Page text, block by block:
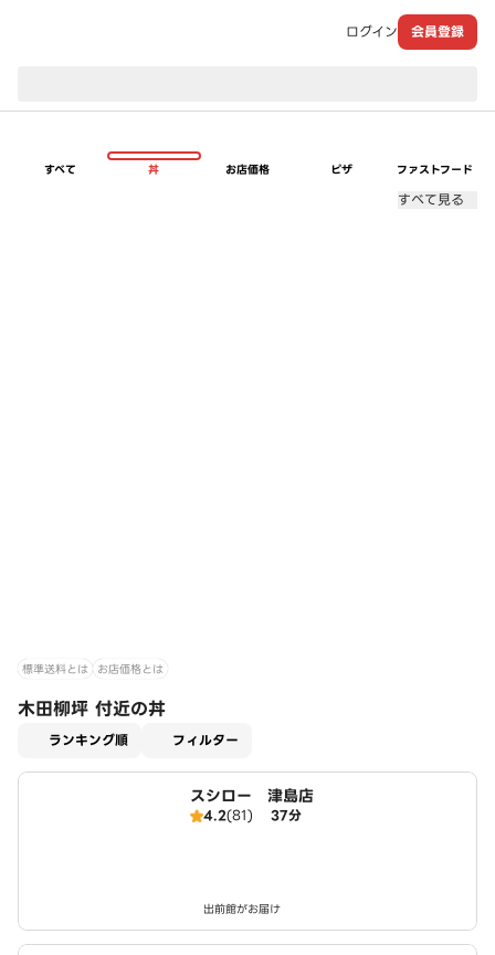
ログイン 会員登録
すべて 丼 お店価格 ピザ ファストフード
すべて見る
標準送料とは お店価格とは
木田柳坪 付近の丼
ランキング順 フィルター
スシロー 津島店
4.2(81) 37分
出前館がお届け